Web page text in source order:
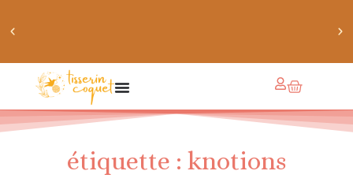
chaussettes douillettes :: le livre de chaussettes pour
petits et grands
étiquette : knotions